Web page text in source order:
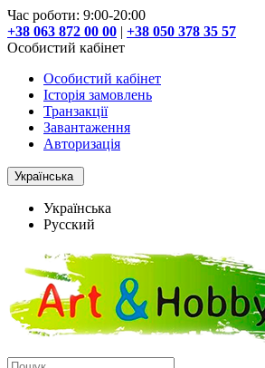
Час роботи: 9:00-20:00
+38 063 872 00 00 | +38 050 378 35 57
Особистий кабінет
Особистий кабінет
Історія замовлень
Транзакції
Завантаження
Авторизація
Українська
Українська
Русский